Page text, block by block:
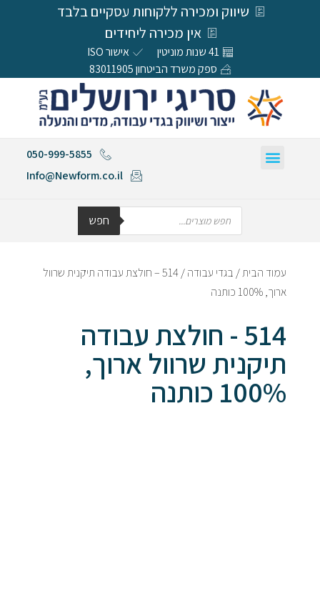
שיווק ומכירה ללקוחות עסקיים בלבד
אין מכירה ליחידים
41 שנות מוניטין
אישור ISO
ספק משרד הביטחון 83011905
050-999-5855
Info@Newform.co.il
חפש
עמוד הבית/ בגדי עבודה
/ 514 – חולצת עבודה תיקנית שרוול
ארוך, 100% כותנה
514 - חולצת עבודה
תיקנית שרוול ארוך,
100% כותנה